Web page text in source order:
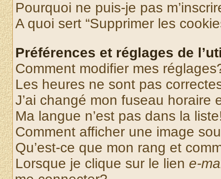
Pourquoi ne puis-je pas
A quoi sert “Supprimer les
Préférences et réglages de
Comment modifier mes
Les heures ne sont pas
J’ai changé mon fuseau horaire
Ma langue n’est pas dans la
Comment afficher une image
Qu’est-ce que mon rang et
Lorsque je clique sur le lien e-